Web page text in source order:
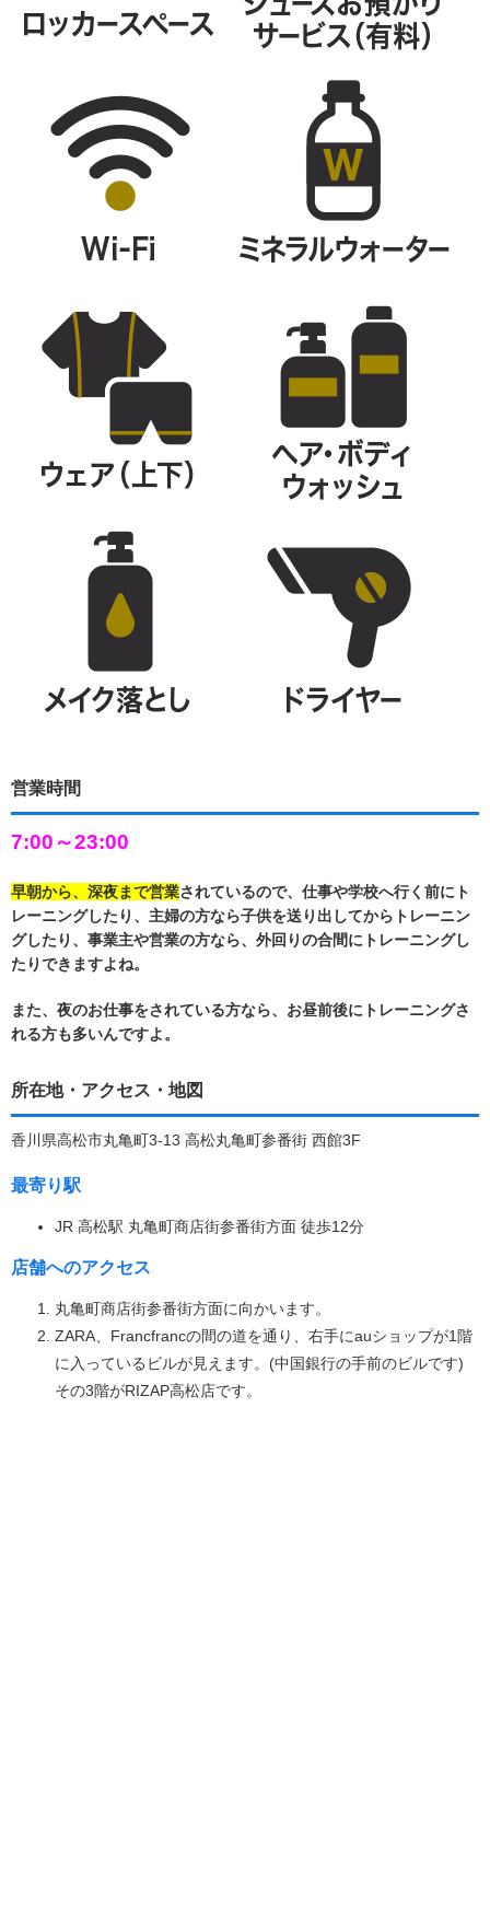
営業時間
7:00～23:00
早朝から、深夜まで営業されているので、仕事や学校へ行く前にト
レーニングしたり、主婦の方なら子供を送り出してからトレーニン
グしたり、事業主や営業の方なら、外回りの合間にトレーニングし
たりできますよね。
また、夜のお仕事をされている方なら、お昼前後にトレーニングさ
れる方も多いんですよ。
所在地・アクセス・地図
香川県高松市丸亀町3-13 高松丸亀町参番街 西館3F
最寄り駅
JR 高松駅 丸亀町商店街参番街方面 徒歩12分
店舗へのアクセス
丸亀町商店街参番街方面に向かいます。
ZARA、Francfrancの間の道を通り、右手にauショップが1階
に入っているビルが見えます。(中国銀行の手前のビルです)
その3階がRIZAP高松店です。